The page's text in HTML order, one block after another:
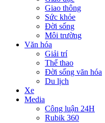
Giao thông
Sức khỏe
Đời sống
Môi trường
Văn hóa
Giải trí
Thể thao
Đời sống văn hóa
Du lịch
Xe
Media
Công luận 24H
Rubik 360